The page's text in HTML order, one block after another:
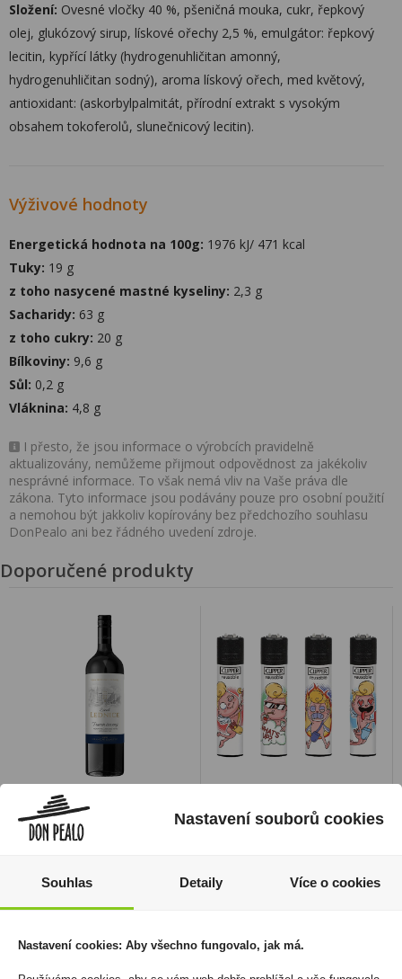
Složení: Ovesné vločky 40 %, pšeničná mouka, cukr, řepkový
olej, glukózový sirup, lískové ořechy 2,5 %, emulgátor: řepkový
lecitin, kypřící látky (hydrogenuhličitan amonný,
hydrogenuhličitan sodný), aroma lískový ořech, med květový,
antioxidant: (askorbylpalmitát, přírodní extrakt s vysokým
obsahem tokoferolů, slunečnicový lecitin).
Výživové hodnoty
Energetická hodnota na 100g: 1976 kJ/ 471 kcal
Tuky: 19 g
z toho nasycené mastné kyseliny: 2,3 g
Sacharidy: 63 g
z toho cukry: 20 g
Bílkoviny: 9,6 g
Sůl: 0,2 g
Vláknina: 4,8 g
I přesto, že jsou informace o výrobcích pravidelně
aktualizovány, nemůžeme přijmout odpovědnost za jakékoliv
nesprávné informace. To však nemá vliv na Vaše práva dle
zákona. Tyto informace jsou podávány pouze pro osobní použití
a nemohou být jakkoliv kopírovány bez předchozího souhlasu
DonPealo ani bez řádného uvedení zdroje.
Doporučené produkty
Tramín červený Zámek
Lednice Moravské
zemské víno 0,75l
109 Kč
Cena za:1 ks
CP11RH Funny Cupid
balení (24 ks)
Skladem:
100 - 500 balení
Nastavení souborů cookies
Souhlas Detaily Více o cookies
Nastavení cookies: Aby všechno fungovalo, jak má.